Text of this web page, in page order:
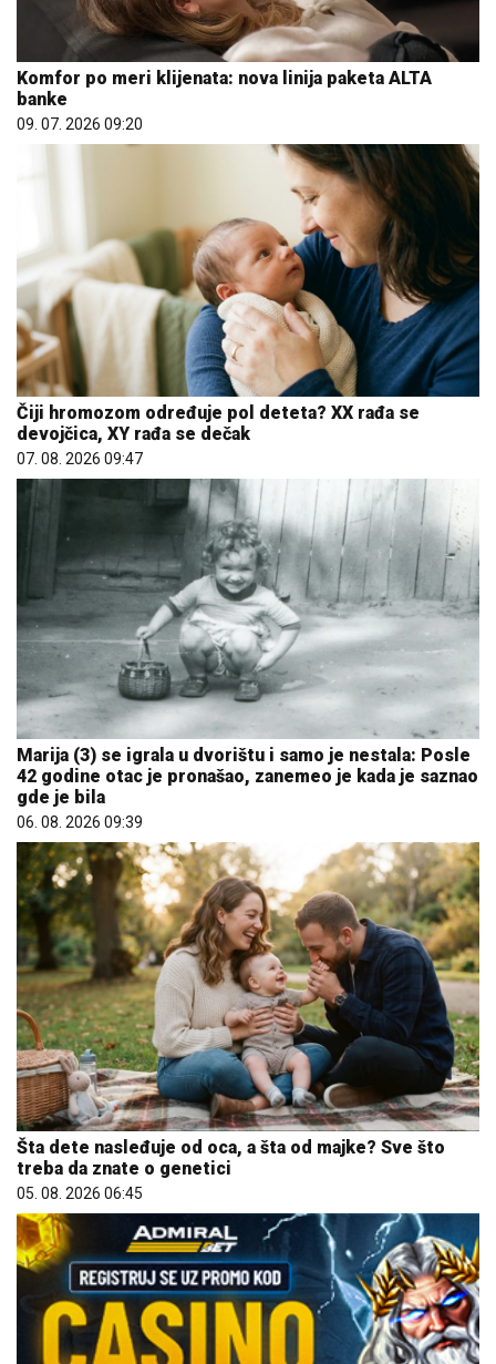
Komfor po meri klijenata: nova linija paketa ALTA
banke
09. 07. 2026 09:20
Čiji hromozom određuje pol deteta? XX rađa se
devojčica, XY rađa se dečak
07. 08. 2026 09:47
Marija (3) se igrala u dvorištu i samo je nestala: Posle
42 godine otac je pronašao, zanemeo je kada je saznao
gde je bila
06. 08. 2026 09:39
Šta dete nasleđuje od oca, a šta od majke? Sve što
treba da znate o genetici
05. 08. 2026 06:45